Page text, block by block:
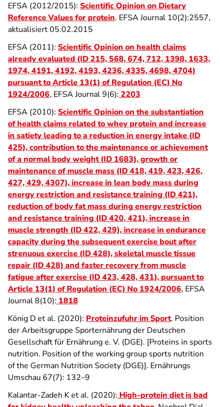
EFSA (2012/2015): Scientific Opinion on Dietary
Reference Values for protein. EFSA Journal 10(2):2557,
aktualisiert 05.02.2015
EFSA (2011): Scientific Opinion on health claims
already evaluated (ID 215, 568, 674, 712, 1398, 1633,
1974, 4191, 4192, 4193, 4236, 4335, 4698, 4704)
pursuant to Article 13(1) of Regulation (EC) No
1924/2006, EFSA Journal 9(6): 2203
EFSA (2010): Scientific Opinion on the substantiation
of health claims related to whey protein and increase
in satiety leading to a reduction in energy intake (ID
425), contribution to the maintenance or achievement
of a normal body weight (ID 1683), growth or
maintenance of muscle mass (ID 418, 419, 423, 426,
427, 429, 4307), increase in lean body mass during
energy restriction and resistance training (ID 421),
reduction of body fat mass during energy restriction
and resistance training (ID 420, 421), increase in
muscle strength (ID 422, 429), increase in endurance
capacity during the subsequent exercise bout after
strenuous exercise (ID 428), skeletal muscle tissue
repair (ID 428) and faster recovery from muscle
fatigue after exercise (ID 423, 428, 431), pursuant to
Article 13(1) of Regulation (EC) No 1924/2006, EFSA
Journal 8(10): 1818
König D et al. (2020): Proteinzufuhr im Sport. Position
der Arbeitsgruppe Sporternährung der Deutschen
Gesellschaft für Ernährung e. V. (DGE). [Proteins in sports
nutrition. Position of the working group sports nutrition
of the German Nutrition Society (DGE)]. Ernährungs
Umschau 67(7): 132–9
Kalantar-Zadeh K et al. (2020): High-protein diet is bad